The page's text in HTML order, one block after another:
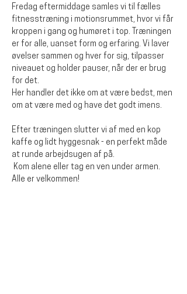
Fredag eftermiddage samles vi til fælles
fitnesstræning i motionsrummet, hvor vi får
kroppen i gang og humøret i top. Træningen
er for alle, uanset form og erfaring. Vi laver
øvelser sammen og hver for sig, tilpasser
niveauet og holder pauser, når der er brug
for det.
Her handler det ikke om at være bedst, men
om at være med og have det godt imens.
Efter træningen slutter vi af med en kop
kaffe og lidt hyggesnak - en perfekt måde
at runde arbejdsugen af på.
Alle er velkommen!